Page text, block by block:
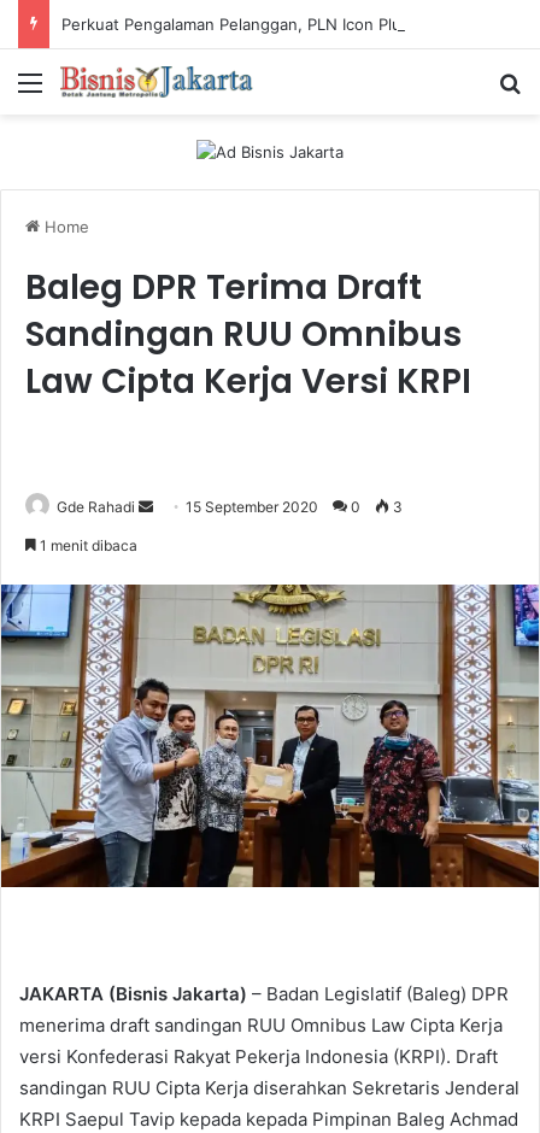
Menu
Home
Baleg DPR Terima Draft
Sandingan RUU Omnibus
Law Cipta Kerja Versi KRPI
Gde Rahadi
e
m
a
i
l
15 September 2020 0 3
1 menit dibaca
JAKARTA (Bisnis Jakarta) – Badan Legislatif (Baleg) DPR
menerima draft sandingan RUU Omnibus Law Cipta Kerja
versi Konfederasi Rakyat Pekerja Indonesia (KRPI). Draft
sandingan RUU Cipta Kerja diserahkan Sekretaris Jenderal
KRPI Saepul Tavip kepada kepada Pimpinan Baleg Achmad